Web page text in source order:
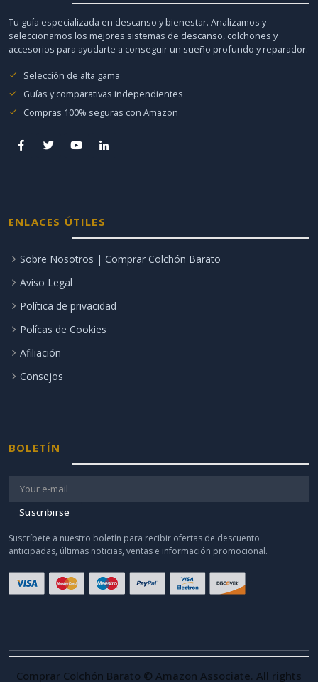
Tu guía especializada en descanso y bienestar. Analizamos y
seleccionamos los mejores sistemas de descanso, colchones y
accesorios para ayudarte a conseguir un sueño profundo y reparador.
Selección de alta gama
Guías y comparativas independientes
Compras 100% seguras con Amazon
ENLACES ÚTILES
Sobre Nosotros | Comprar Colchón Barato
Aviso Legal
Política de privacidad
Polícas de Cookies
Afiliación
Consejos
BOLETÍN
Suscribirse
Suscríbete a nuestro boletín para recibir ofertas de descuento
anticipadas, últimas noticias, ventas e información promocional.
Comprar Colchón Barato © Amazon Associate. All rights